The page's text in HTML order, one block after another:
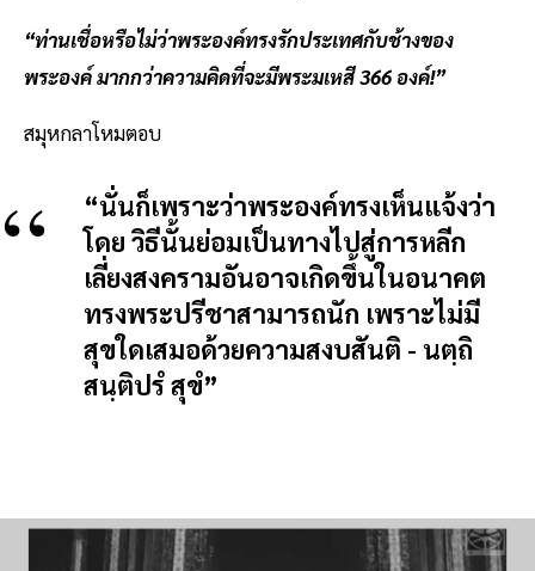
“ท่านเชื่อหรือไม่ว่าพระองค์ทรงรักประเทศกับช้างของ
พระองค์ มากกว่าความคิดที่จะมีพระมเหสี 366 องค์!”
สมุหกลาโหมตอบ
“นั่นก็เพราะว่าพระองค์ทรงเห็นแจ้งว่า
โดย วิธีนั้นย่อมเป็นทางไปสู่การหลีก
เลี่ยงสงครามอันอาจเกิดขึ้นในอนาคต
ทรงพระปรีชาสามารถนัก เพราะไม่มี
สุขใดเสมอด้วยความสงบสันติ - นตฺถิ
สนฺติปรํ สุขํ”